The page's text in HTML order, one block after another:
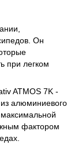
Он
при легком
ATMOS 7K -
из алюминиевого
фактором